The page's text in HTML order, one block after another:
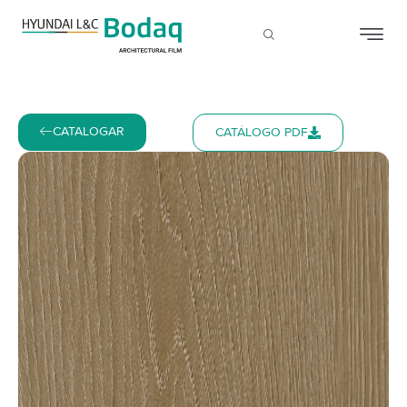
CATALOGAR CATÁLOGO PDF